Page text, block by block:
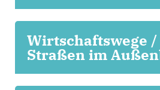
Wirtschaftswege /
Straßen im